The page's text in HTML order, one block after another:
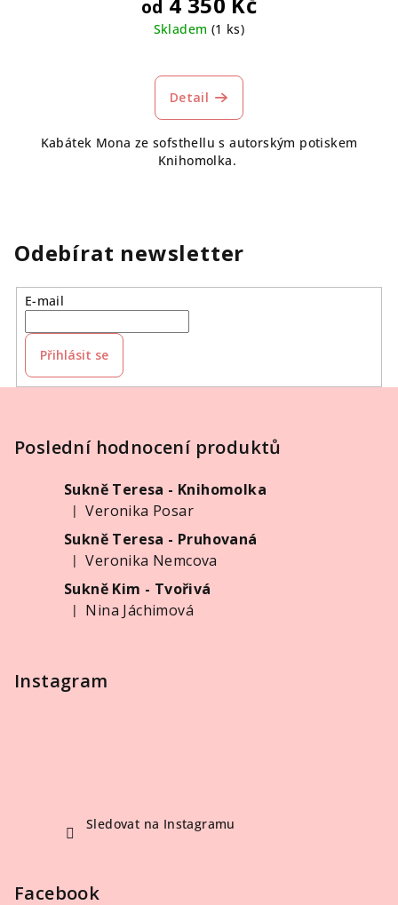
od
Skladem (1 ks)
Detail
Kabátek Mona ze sofsthellu s autorským potiskem
Knihomolka.
Odebírat newsletter
E-mail
Přihlásit se
Poslední hodnocení produktů
Sukně Teresa - Knihomolka
Hodnocení produktu je 5 z 5 hvězdiček.
|
Veronika Posar
Sukně Teresa - Pruhovaná
Hodnocení produktu je 5 z 5 hvězdiček.
|
Veronika Nemcova
Sukně Kim - Tvořivá
Hodnocení produktu je 5 z 5 hvězdiček.
| Nina Jáchimová
Instagram
Sledovat na Instagramu
Facebook